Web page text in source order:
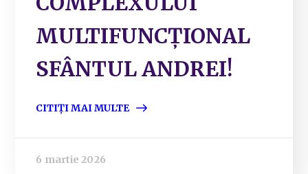
MULTIFUNCȚIONAL
SFÂNTUL ANDREI!
CITIȚI MAI MULTE
6 martie 2026